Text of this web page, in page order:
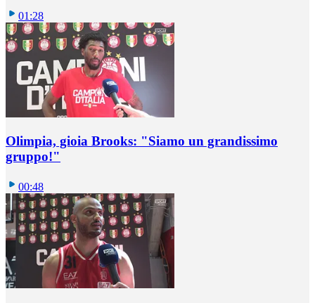
01:28
Olimpia, gioia Brooks: "Siamo un grandissimo
gruppo!"
00:48